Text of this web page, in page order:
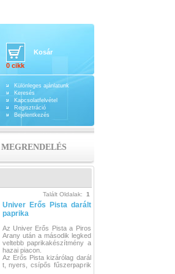
Kosár
0 cikk
Különleges ajánlatunk
Keresés
Kapcsolatfelvétel
Regisztráció
Bejelentkezés
MEGRENDELÉS
Talált Oldalak: 1
Univer Erős Pista darált
paprika
Az Univer Erős Pista a Piros
Arany után a második legked
veltebb paprikakészítmény a
hazai piacon.
Az Erős Pista kizárólag darál
t, nyers, csípős fűszerpaprik